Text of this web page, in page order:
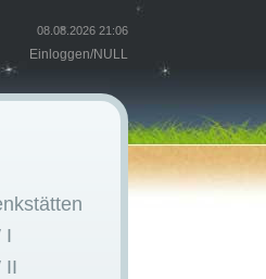
08.08.2026 21:06
Einloggen/NULL
I
II